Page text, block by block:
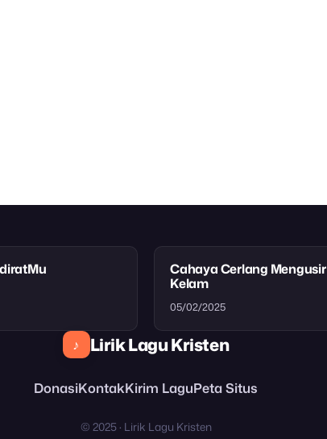
Cahaya Cerlang Mengusir
Kelam
05/02/2025
♪ Lirik Lagu Kristen
DonasiKontakKirim LaguPeta Situs
© 2025 · Lirik Lagu Kristen